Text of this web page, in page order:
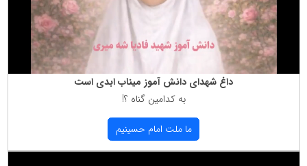
داغ شهدای دانش آموز میناب ابدی است
به كدامین گناه ؟!
ما ملت امام حسینیم